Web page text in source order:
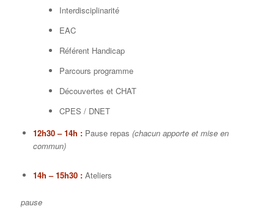
Interdisciplinarité
EAC
Référent Handicap
Parcours programme
Découvertes et CHAT
CPES / DNET
12h30 – 14h :Pause repas (chacun apporte et mise en
commun)
14h – 15h30 :Ateliers
pause